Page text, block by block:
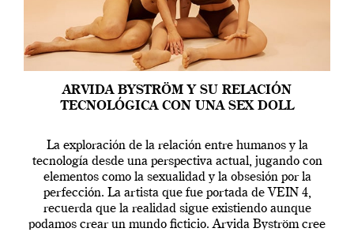
ARVIDA BYSTRÖM Y SU RELACIÓN
TECNOLÓGICA CON UNA SEX DOLL
La exploración de la relación entre humanos y la
tecnología desde una perspectiva actual, jugando con
elementos como la sexualidad y la obsesión por la
perfección. La artista que fue portada de VEIN 4,
recuerda que la realidad sigue existiendo aunque
podamos crear un mundo ficticio. Arvida Byström cree